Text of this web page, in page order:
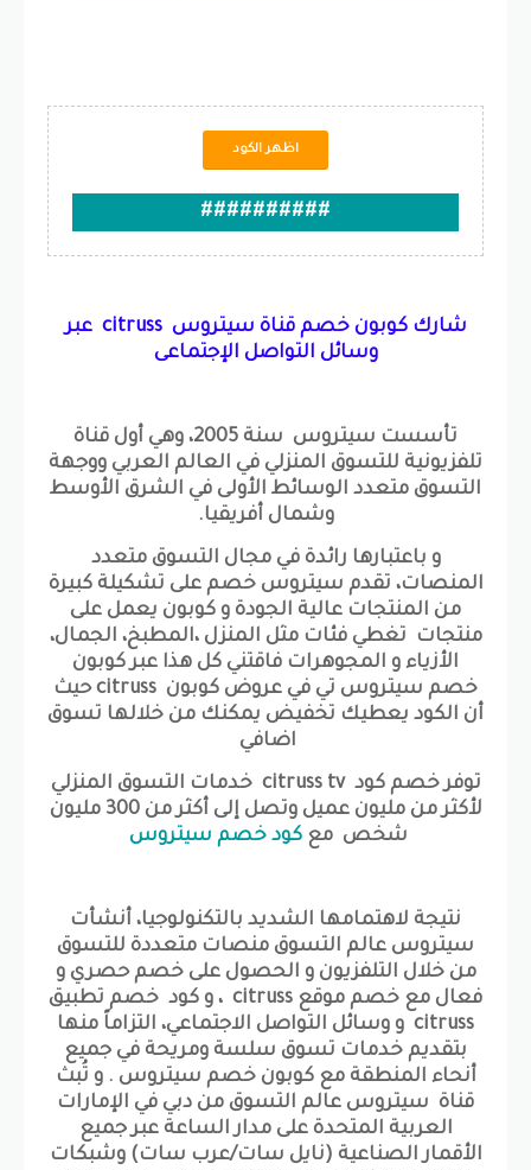
اظهر الكود
##########
شارك كوبون خصم قناة سيتروس citruss عبر
وسائل التواصل الإجتماعى
تأسست سيتروس سنة 2005، وهي أول قناة
تلفزيونية للتسوق المنزلي في العالم العربي ووجهة
التسوق متعدد الوسائط الأولى في الشرق الأوسط
وشمال أفريقيا.
و باعتبارها رائدة في مجال التسوق متعدد
المنصات، تقدم سيتروس خصم على تشكيلة كبيرة
من المنتجات عالية الجودة و كوبون يعمل على
منتجات تغطي فئات مثل المنزل ،المطبخ، الجمال،
الأزياء و المجوهرات فاقتني كل هذا عبر كوبون
خصم سيتروس تي في عروض كوبون citruss حيث
أن الكود يعطيك تخفيض يمكنك من خلالها تسوق
اضافي
توفر خصم كود citruss tv خدمات التسوق المنزلي
لأكثر من مليون عميل وتصل إلى أكثر من 300 مليون
شخص معكود خصم سيتروس
نتيجة لاهتمامها الشديد بالتكنولوجيا، أنشأت
سيتروس عالم التسوق منصات متعددة للتسوق
من خلال التلفزيون و الحصول على خصم حصري و
فعال مع خصم موقع citruss ، و كود خصم تطبيق
citruss و وسائل التواصل الاجتماعي، التزاماً منها
بتقديم خدمات تسوق سلسة ومريحة في جميع
أنحاء المنطقة مع كوبون خصم سيتروس . و تُبث
قناة سيتروس عالم التسوق من دبي في الإمارات
العربية المتحدة على مدار الساعة عبر جميع
الأقمار الصناعية (نايل سات/عرب سات) وشبكات